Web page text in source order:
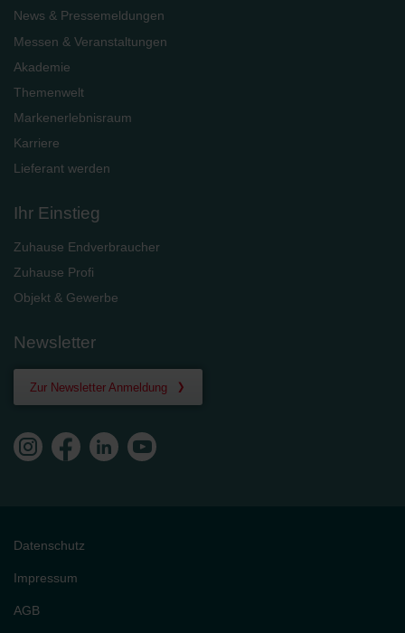
News & Pressemeldungen
Messen & Veranstaltungen
Akademie
Themenwelt
Markenerlebnisraum
Karriere
Lieferant werden
Ihr Einstieg
Zuhause Endverbraucher
Zuhause Profi
Objekt & Gewerbe
Newsletter
Zur Newsletter Anmeldung
Datenschutz
Impressum
AGB